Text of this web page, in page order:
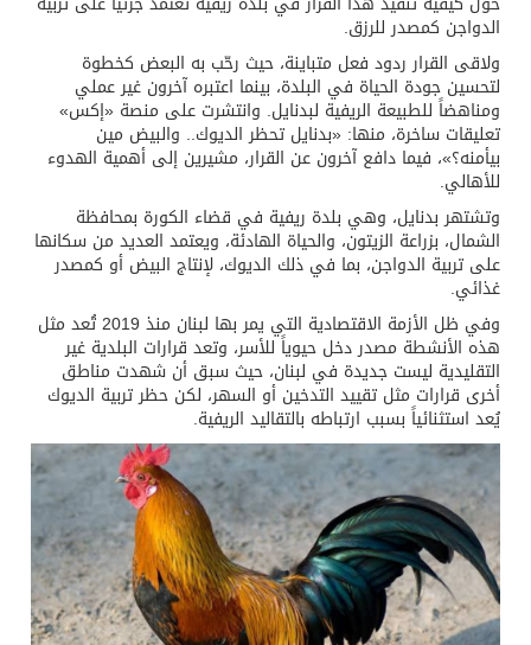
الدواجن كمصدر للرزق.
ولاقى القرار ردود فعل متباينة، حيث رحّب به البعض كخطوة
لتحسين جودة الحياة في البلدة، بينما اعتبره آخرون غير عملي
ومناهضاً للطبيعة الريفية لبدنايل. وانتشرت على منصة «إكس»
تعليقات ساخرة، منها: «بدنايل تحظر الديوك.. والبيض مين
بيأمنه؟»، فيما دافع آخرون عن القرار، مشيرين إلى أهمية الهدوء
للأهالي.
وتشتهر بدنايل، وهي بلدة ريفية في قضاء الكورة بمحافظة
الشمال، بزراعة الزيتون، والحياة الهادئة، ويعتمد العديد من سكانها
على تربية الدواجن، بما في ذلك الديوك، لإنتاج البيض أو كمصدر
غذائي.
وفي ظل الأزمة الاقتصادية التي يمر بها لبنان منذ 2019 تُعد مثل
هذه الأنشطة مصدر دخل حيوياً للأسر، وتعد قرارات البلدية غير
التقليدية ليست جديدة في لبنان، حيث سبق أن شهدت مناطق
أخرى قرارات مثل تقييد التدخين أو السهر، لكن حظر تربية الديوك
يُعد استثنائياً بسبب ارتباطه بالتقاليد الريفية.